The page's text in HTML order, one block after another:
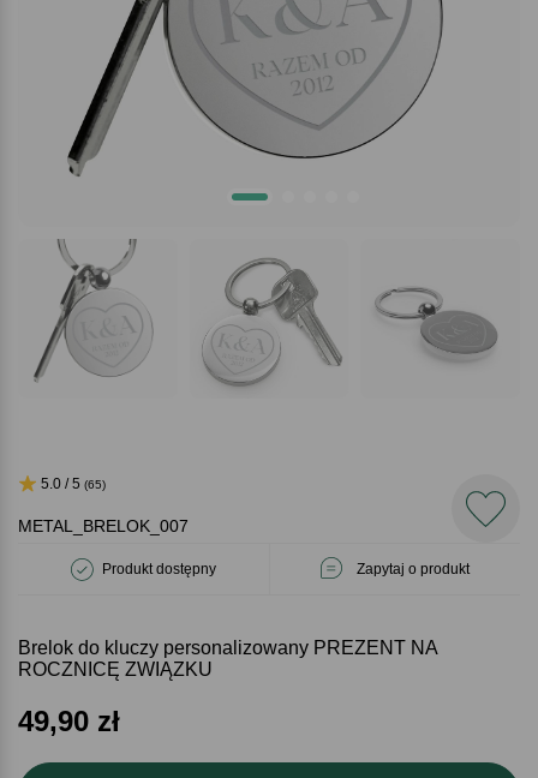
METAL_BRELOK_007
Produkt dostępny Zapytaj o produkt
5.0 / 5 (65)
Brelok do kluczy personalizowany PREZENT NA
ROCZNICĘ ZWIĄZKU
49,90 zł